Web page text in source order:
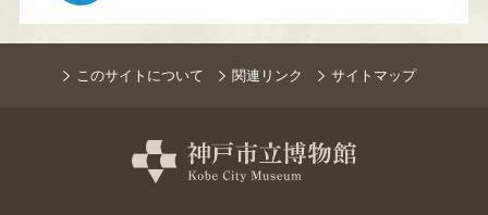
このサイトについて 関連リンク サイトマップ